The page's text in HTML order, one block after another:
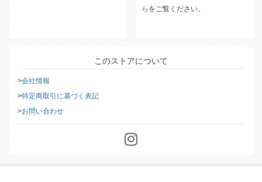
ら をご覧ください。
このストアについて
会社情報
特定商取引に基づく表記
お問い合わせ